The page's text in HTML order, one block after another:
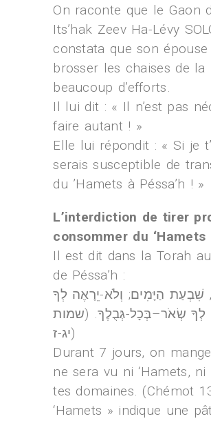
On raconte que le Gaon
Its’hak Zeev Ha-Lévy
constata que son
brosser les chaises de la
beaucoup d’efforts.
Il lui dit : « Il n’est pas
faire autant ! »
Elle lui répondit : « Si je
serais susceptible de
du ’Hamets à Péssa’h ! »
L’interdiction de tirer
consommer du ‘Hamets
Il est dit dans la Torah
de Péssa’h :
שִׁבְעַת הַיָּמִים; וְלֹא-יֵרָאֶה לְךָ
לְךָ שְׂאֹר–בְּכָל-גְּבֻלֶךָ. (שמות
יג-ז)
Durant 7 jours, on
ne sera vu ni ‘Hamets,
tes domaines. (Chémot
‘Hamets » indique une